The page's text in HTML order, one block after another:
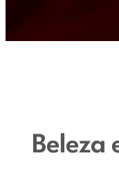
Beleza